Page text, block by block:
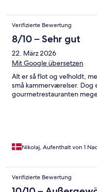
Verifizierte Bewertung
8/10 – Sehr gut
22. März 2026
Mit Google übersetzen
Alt er så flot og velholdt,
små kammerværelser. Dog
gourmetrestauranten
Nikolaj, Aufenthalt von 1
Verifizierte Bewertung